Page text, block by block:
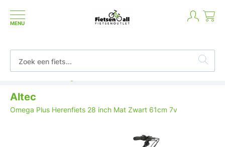
MENU
Altec
Omega Plus Herenfiets 28 inch Mat Zwart 61cm 7v